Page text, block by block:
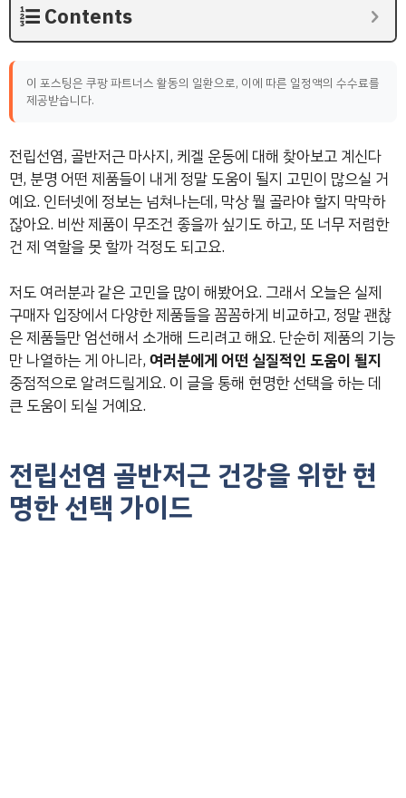
Contents
이 포스팅은 쿠팡 파트너스 활동의 일환으로, 이에 따른 일정액의 수수료를
제공받습니다.
전립선염, 골반저근 마사지, 케겔 운동에 대해 찾아보고 계신다
면, 분명 어떤 제품들이 내게 정말 도움이 될지 고민이 많으실 거
예요. 인터넷에 정보는 넘쳐나는데, 막상 뭘 골라야 할지 막막하
잖아요. 비싼 제품이 무조건 좋을까 싶기도 하고, 또 너무 저렴한
건 제 역할을 못 할까 걱정도 되고요.
저도 여러분과 같은 고민을 많이 해봤어요. 그래서 오늘은 실제
구매자 입장에서 다양한 제품들을 꼼꼼하게 비교하고, 정말 괜찮
은 제품들만 엄선해서 소개해 드리려고 해요. 단순히 제품의 기능
만 나열하는 게 아니라, 여러분에게 어떤 실질적인 도움이 될지
중점적으로 알려드릴게요. 이 글을 통해 현명한 선택을 하는 데
큰 도움이 되실 거예요.
전립선염 골반저근 건강을 위한 현
명한 선택 가이드